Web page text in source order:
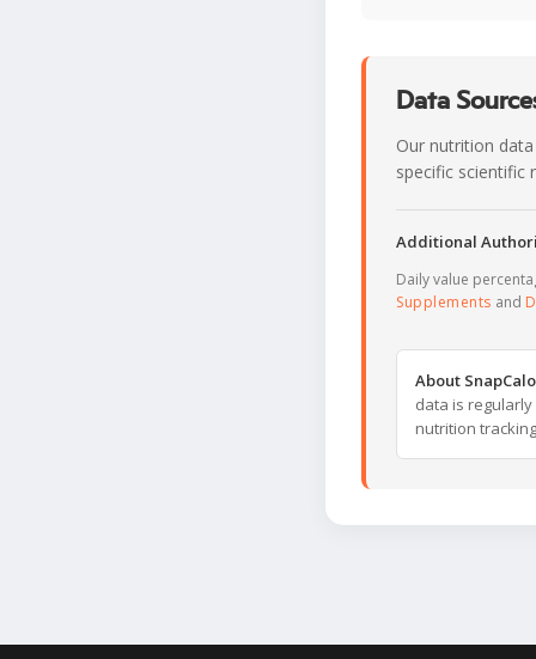
Data
Our nutrition
specific scientific
Additional
Daily value
Supplements and
About
data is
nutrition